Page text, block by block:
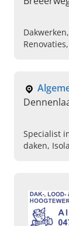
Specialist
daken,